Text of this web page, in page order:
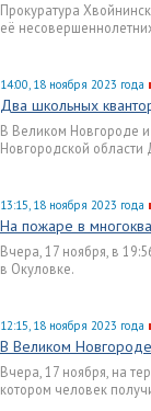
Прокуратура
её
14:00, 18 ноября 2023 года
Два школьных
В Великом Новгороде
Новгородской
13:15, 18 ноября 2023 года
На пожаре в
Вчера, 17 ноября, в
в Окуловке.
12:15, 18 ноября 2023 года
В Великом
Вчера, 17 ноября, на
котором человек